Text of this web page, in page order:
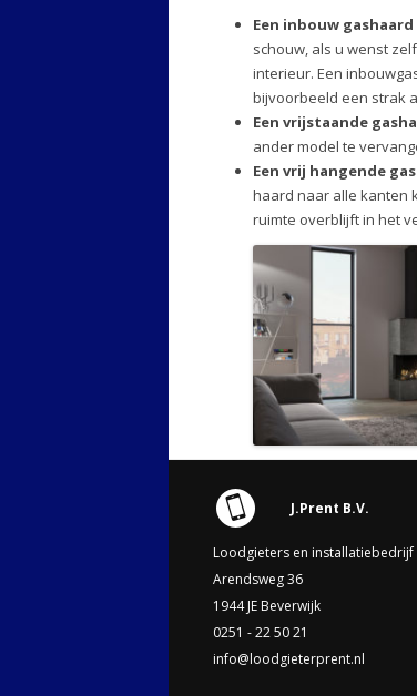
Een inbouw gashaard
schouw, als u wenst
interieur. Een
bijvoorbeeld een strak
Een vrijstaande
ander model te
Een vrij hangende
haard naar alle kanten
ruimte overblijft in het
J.Prent B.V.
Loodgieters en installatiebedrijf
Arendsweg 36
1944 JE Beverwijk
0251 - 22 50 21
info@loodgieterprent.nl